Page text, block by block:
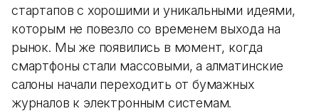
стартапов с хорошими и уникальными идеями,
которым не повезло со временем выхода на
рынок. Мы же появились в момент, когда
смартфоны стали массовыми, а алматинские
салоны начали переходить от бумажных
журналов к электронным системам.